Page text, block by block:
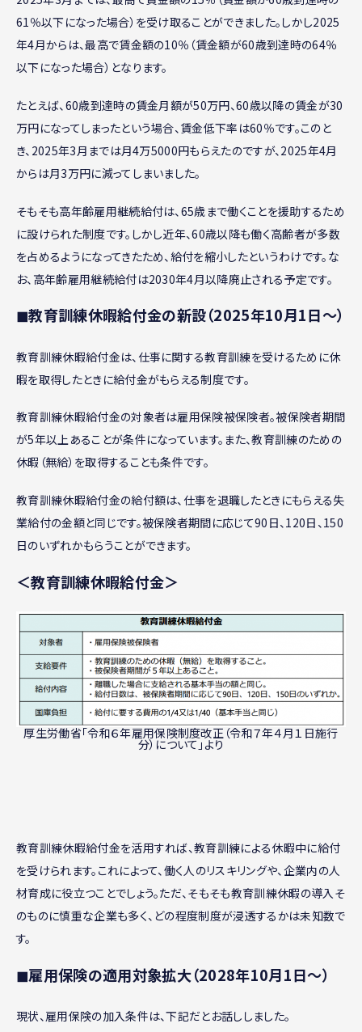
61％以下になった場合）を受け取ることができました。しかし2025
年4月からは、最高で賃金額の10％（賃金額が60歳到達時の64％
以下になった場合）となります。
たとえば、60歳到達時の賃金月額が50万円、60歳以降の賃金が30
万円になってしまったという場合、賃金低下率は60％です。このと
き、2025年3月までは月4万5000円もらえたのですが、2025年4月
からは月3万円に減ってしまいました。
そもそも高年齢雇用継続給付は、65歳まで働くことを援助するため
に設けられた制度です。しかし近年、60歳以降も働く高齢者が多数
を占めるようになってきたため、給付を縮小したというわけです。な
お、高年齢雇用継続給付は2030年4月以降廃止される予定です。
◼︎教育訓練休暇給付金の新設（2025年10月1日〜）
教育訓練休暇給付金は、仕事に関する教育訓練を受けるために休
暇を取得したときに給付金がもらえる制度です。
教育訓練休暇給付金の対象者は雇用保険被保険者。被保険者期間
が5年以上あることが条件になっています。また、教育訓練のための
休暇（無給）を取得することも条件です。
教育訓練休暇給付金の給付額は、仕事を退職したときにもらえる失
業給付の金額と同じです。被保険者期間に応じて90日、120日、150
日のいずれかもらうことができます。
＜教育訓練休暇給付金＞
厚生労働省「令和６年雇用保険制度改正（令和７年４月１日施行
分）について」より
教育訓練休暇給付金を活用すれば、教育訓練による休暇中に給付
を受けられます。これによって、働く人のリスキリングや、企業内の人
材育成に役立つことでしょう。ただ、そもそも教育訓練休暇の導入そ
のものに慎重な企業も多く、どの程度制度が浸透するかは未知数で
す。
◼︎雇用保険の適用対象拡大（2028年10月1日〜）
現状、雇用保険の加入条件は、下記だとお話ししました。